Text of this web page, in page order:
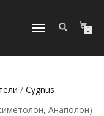
ПЕРЕКЛЮЧИТЬ
0
/ Cygnus
Анаполон)